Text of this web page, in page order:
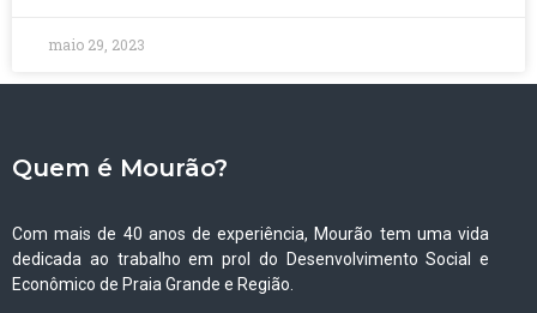
maio 29, 2023
Quem é Mourão?
Com mais de 40 anos de experiência, Mourão tem uma vida
dedicada ao trabalho em prol do Desenvolvimento Social e
Econômico de Praia Grande e Região.